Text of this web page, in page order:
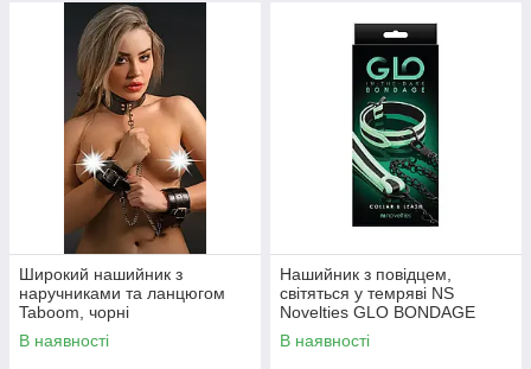
Широкий нашийник з
наручниками та ланцюгом
Taboom, чорні
В наявності
Нашийник з повідцем,
світяться у темряві NS
Novelties GLO BONDAGE
COLLAR AND LEASH GREEN
В наявності